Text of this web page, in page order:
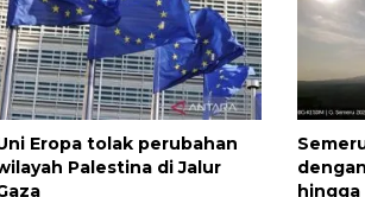
Eropa tolak perubahan
Palestina di Jalur
hingga
2026-08-07